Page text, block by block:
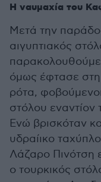
Η ναυμαχία του
Μετά την
αιγυπτιακός
όμως έφτασε
ρότα,
στόλου
Ενώ βρισκόταν
υδραίικο
Λάζαρο Πινότση
ο τουρκικός